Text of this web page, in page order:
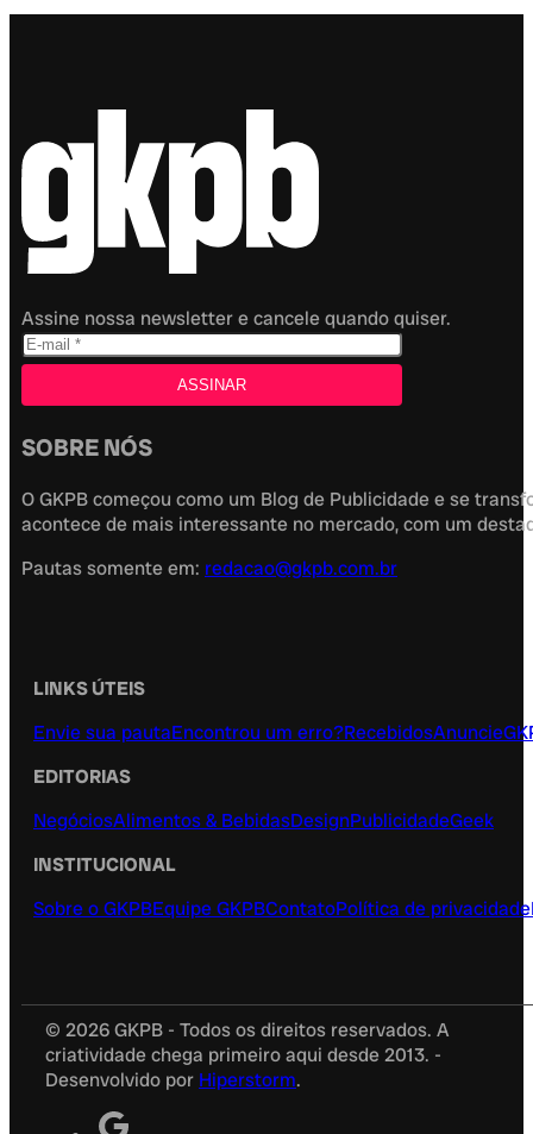
Assine nossa newsletter e cancele quando quiser.
SOBRE NÓS
O GKPB começou como um Blog de Publicidade e se
acontece de mais interessante no mercado, com um
Pautas somente em: redacao@gkpb.com.br
LINKS ÚTEIS
Envie sua pautaEncontrou um erro?RecebidosAnuncie
EDITORIAS
NegóciosAlimentos & BebidasDesignPublicidadeGeek
INSTITUCIONAL
Sobre o GKPBEquipe GKPBContatoPolítica de privacidade
© 2026 GKPB - Todos os direitos reservados. A
criatividade chega primeiro aqui desde 2013. -
Desenvolvido por Hiperstorm.